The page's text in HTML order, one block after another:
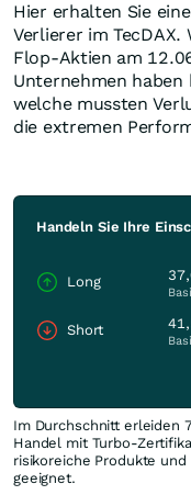
Hier erhalten Sie
Verlierer im
Flop-Aktien am
Unternehmen
welche mussten
die extremen
Handeln Sie Ihre
Long
Short
Im Durchschnitt erleiden
Handel mit Turbo-
risikoreiche Produkte
geeignet.